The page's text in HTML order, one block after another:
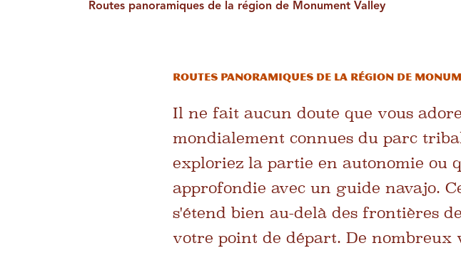
Routes panoramiques de la région de Monument Valley
Routes panoramiques de la région de
Il ne fait aucun doute que vous
mondialement connues du parc
exploriez la partie en autonomie ou
approfondie avec un guide navajo.
s'étend bien au-delà des frontières
votre point de départ. De nombreux